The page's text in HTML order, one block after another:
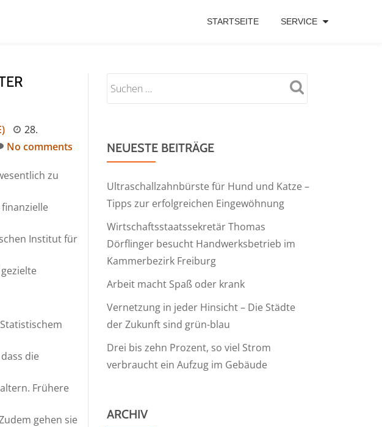
STARTSEITE SERVICE
28.
No comments
zu
Institut für
die
Frühere
gehen sie
NEUESTE BEITRÄGE
Ultraschallzahnbürste für Hund und Katze –
Tipps zur erfolgreichen Eingewöhnung
Wirtschaftsstaatssekretär Thomas
Dörflinger besucht Handwerksbetrieb im
Kammerbezirk Freiburg
Arbeit macht Spaß oder krank
Vernetzung in jeder Hinsicht – Die Städte
der Zukunft sind grün-blau
Drei bis zehn Prozent, so viel Strom
verbraucht ein Aufzug im Gebäude
ARCHIV